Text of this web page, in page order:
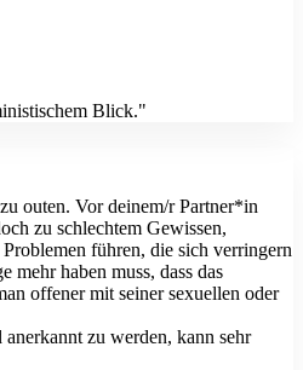
Blick."
outen. Vor deinem/r Partner*in
zu schlechtem Gewissen,
führen, die sich verringern
mehr haben muss, dass das
offener mit seiner sexuellen oder
zu werden, kann sehr